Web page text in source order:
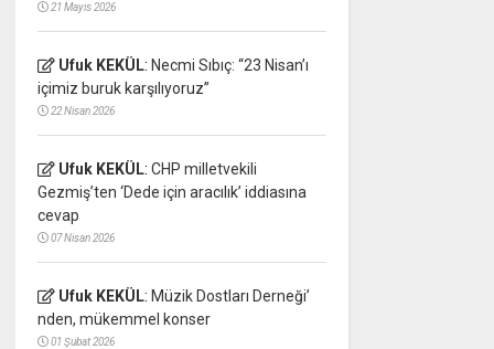
21 Mayıs 2026
Ufuk KEKÜL: Necmi Sıbıç: “23 Nisan’ı
içimiz buruk karşılıyoruz”
22 Nisan 2026
Ufuk KEKÜL: CHP milletvekili
Gezmiş’ten ‘Dede için aracılık’ iddiasına
cevap
07 Nisan 2026
Ufuk KEKÜL: Müzik Dostları Derneği’
nden, mükemmel konser
01 Şubat 2026